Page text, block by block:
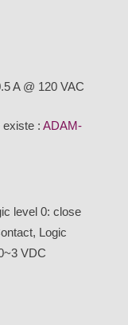
A @ 120 VAC
existe : ADAM-
level 0: close
Logic
VDC